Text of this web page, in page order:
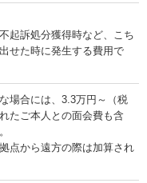
起訴処分獲得時など、こち
せた時に発生する費用で
場合には、3.3万円～（税
たご本人との面会費も含
点から遠方の際は加算され